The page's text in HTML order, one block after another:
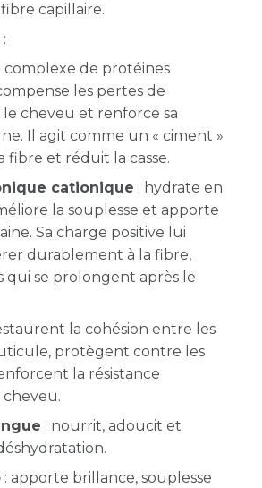
capillaire.
complexe de protéines
les pertes de
le cheveu et renforce sa
Il agit comme un « ciment »
fibre et réduit la casse.
cationique : hydrate en
la souplesse et apporte
Sa charge positive lui
durablement à la fibre,
qui se prolongent après le
la cohésion entre les
protègent contre les
la résistance
: nourrit, adoucit et
: apporte brillance, souplesse